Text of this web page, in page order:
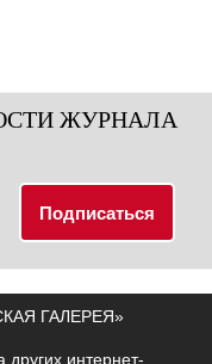
ЖУРНАЛА
ГАЛЕРЕЯ»
интернет-